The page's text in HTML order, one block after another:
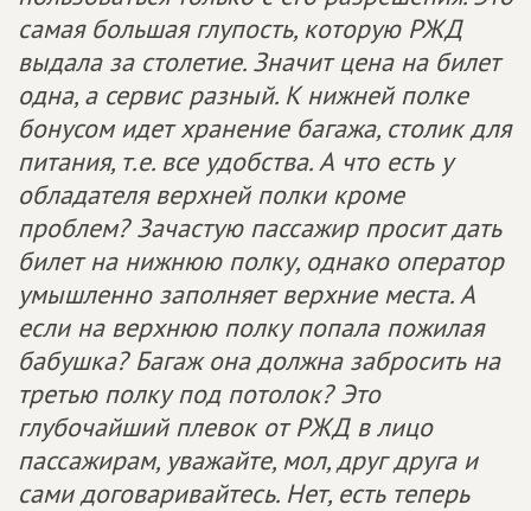
самая большая глупость, которую РЖД
выдала за столетие. Значит цена на билет
одна, а сервис разный. К нижней полке
бонусом идет хранение багажа, столик для
питания, т.е. все удобства. А что есть у
обладателя верхней полки кроме
проблем? Зачастую пассажир просит дать
билет на нижнюю полку, однако оператор
умышленно заполняет верхние места. А
если на верхнюю полку попала пожилая
бабушка? Багаж она должна забросить на
третью полку под потолок? Это
глубочайший плевок от РЖД в лицо
пассажирам, уважайте, мол, друг друга и
сами договаривайтесь. Нет, есть теперь